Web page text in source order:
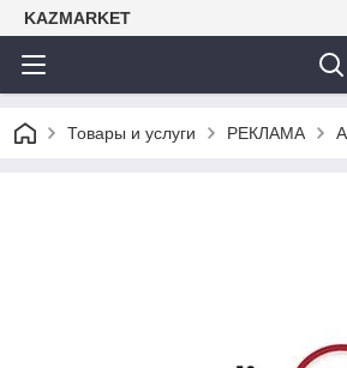
KAZMARKET
Товары и услуги РЕКЛАМА